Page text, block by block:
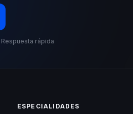
Respuesta rápida
ESPECIALIDADES